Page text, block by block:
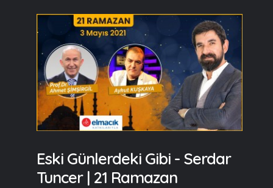
Eski Günlerdeki Gibi - Serdar
Tuncer | 21 Ramazan